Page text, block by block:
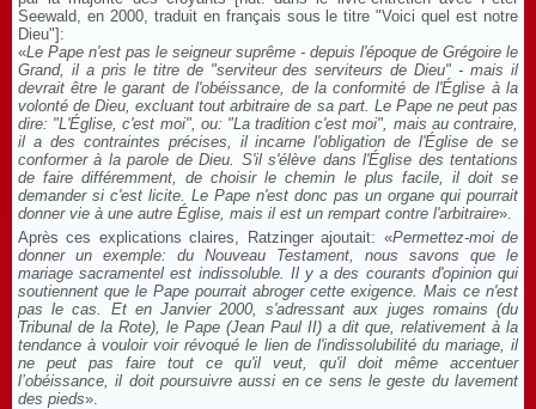
Seewald, en 2000, traduit en français sous le titre "Voici quel est notre
Dieu"]:
«Le Pape n'est pas le seigneur suprême - depuis l'époque de Grégoire le
Grand, il a pris le titre de "serviteur des serviteurs de Dieu" - mais il
devrait être le garant de l'obéissance, de la conformité de l'Église à la
volonté de Dieu, excluant tout arbitraire de sa part. Le Pape ne peut pas
dire: "L'Église, c'est moi", ou: "La tradition c'est moi", mais au contraire,
il a des contraintes précises, il incarne l'obligation de l'Église de se
conformer à la parole de Dieu. S'il s'élève dans l'Église des tentations
de faire différemment, de choisir le chemin le plus facile, il doit se
demander si c'est licite. Le Pape n'est donc pas un organe qui pourrait
donner vie à une autre Église, mais il est un rempart contre l'arbitraire».
Après ces explications claires, Ratzinger ajoutait: «Permettez-moi de
donner un exemple: du Nouveau Testament, nous savons que le
mariage sacramentel est indissoluble. Il y a des courants d'opinion qui
soutiennent que le Pape pourrait abroger cette exigence. Mais ce n'est
pas le cas.
Et en Janvier 2000, s'adressant aux juges romains (du
Tribunal de la Rote), le Pape (Jean Paul II) a dit que, relativement à la
tendance à vouloir voir révoqué le lien de l'indissolubilité du mariage, il
ne peut pas faire tout ce qu'il veut, qu'il doit même accentuer
l’obéissance, il doit poursuivre aussi en ce sens le geste du lavement
des pieds».